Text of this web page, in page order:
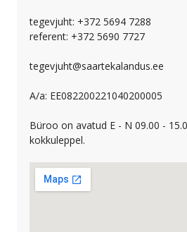
tegevjuht: +372 5694 7288
referent: +372 5690 7727
tegevjuht@saartekalandus.ee
A/a: EE082200221040200005
Büroo on avatud E - N 09.00 -
kokkuleppel.